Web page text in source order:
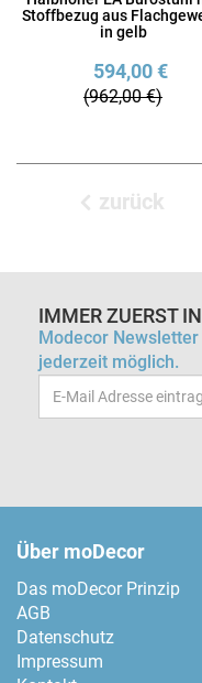
Stoffbezug aus
in gelb
594,00 €
(962,00 €)
zurück
IMMER ZUERST
Modecor
jederzeit möglich.
Email-
Adresse
Über moDecor
Das moDecor Prinzip
AGB
Datenschutz
Impressum